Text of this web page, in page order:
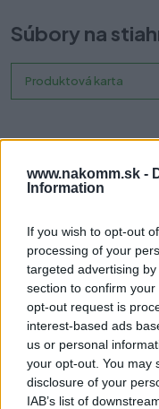
www.nakomm.sk -
Information
If you wish to opt-out
processing of your
targeted advertising
section to confirm
opt-out request is
interest-based ads
us or personal
your opt-out. You may
disclosure of your
IAB’s list of
Súbory na
Produktová karta
Úchytky zo série Ray
úchytky umožňujú jej
dvierkach bez toho, aby
Vďaka kovovému
pevne a stabilne pri
tak, aby poskytoval istý
dvierkach.
Model Ray sa osvedčí
realizáciách, kde je